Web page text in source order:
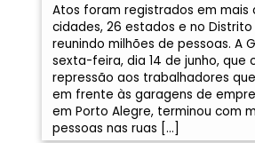
Atos foram registrados em mais
cidades, 26 estados e no Distrito
reunindo milhões de pessoas. A
sexta-feira, dia 14 de junho, que
repressão aos trabalhadores
em frente às garagens de
em Porto Alegre, terminou com
pessoas nas ruas […]